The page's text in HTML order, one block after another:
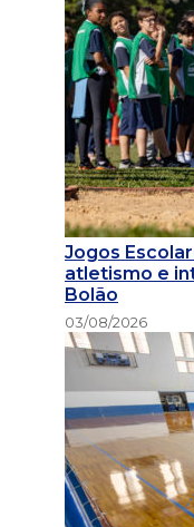
Jogos
atletismo e
Bolão
03/08/2026